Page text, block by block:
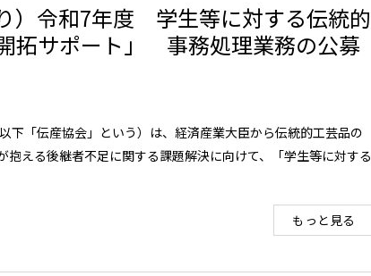
）令和7年度 学生等に対する伝統的
拓サポート」 事務処理業務の公募
下「伝産協会」という）は、経済産業大臣から伝統的工芸品の
える後継者不足に関する課題解決に向けて、「学生等に対する
もっと見る